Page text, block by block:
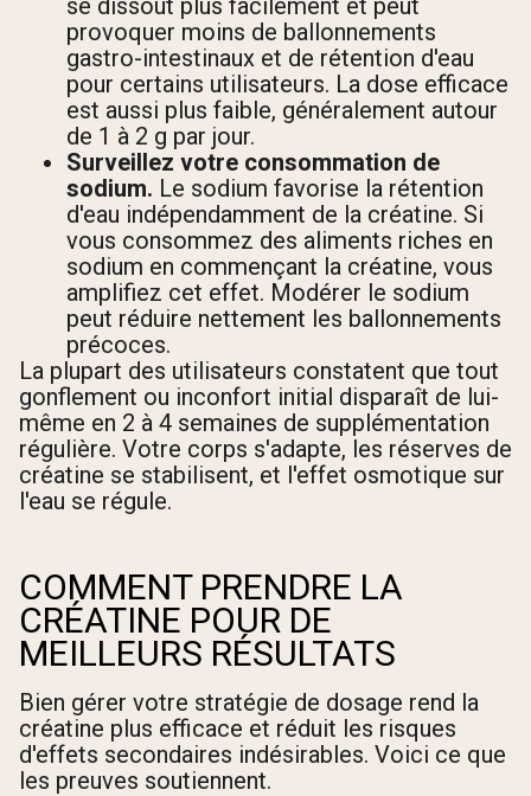
se dissout plus facilement et peut
provoquer moins de ballonnements
gastro-intestinaux et de rétention d'eau
pour certains utilisateurs. La dose efficace
est aussi plus faible, généralement autour
de 1 à 2 g par jour.
Surveillez votre consommation de
sodium. Le sodium favorise la rétention
d'eau indépendamment de la créatine. Si
vous consommez des aliments riches en
sodium en commençant la créatine, vous
amplifiez cet effet. Modérer le sodium
peut réduire nettement les ballonnements
précoces.
La plupart des utilisateurs constatent que tout
gonflement ou inconfort initial disparaît de lui-
même en 2 à 4 semaines de supplémentation
régulière. Votre corps s'adapte, les réserves de
créatine se stabilisent, et l'effet osmotique sur
l'eau se régule.
COMMENT PRENDRE LA
CRÉATINE POUR DE
MEILLEURS RÉSULTATS
Bien gérer votre stratégie de dosage rend la
créatine plus efficace et réduit les risques
d'effets secondaires indésirables. Voici ce que
les preuves soutiennent.